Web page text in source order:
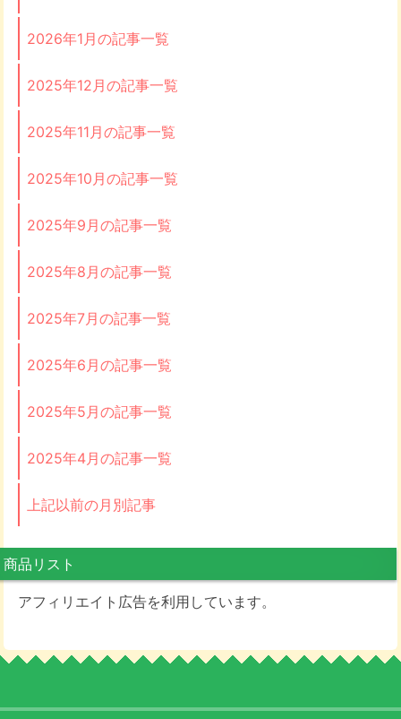
2026年1月の記事一覧
2025年12月の記事一覧
2025年11月の記事一覧
2025年10月の記事一覧
2025年9月の記事一覧
2025年8月の記事一覧
2025年7月の記事一覧
2025年6月の記事一覧
2025年5月の記事一覧
2025年4月の記事一覧
上記以前の月別記事
商品リスト
アフィリエイト広告を利用しています。